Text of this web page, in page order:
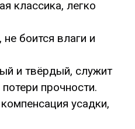
классика, легко
боится влаги и
и твёрдый, служит
прочности.
усадки,